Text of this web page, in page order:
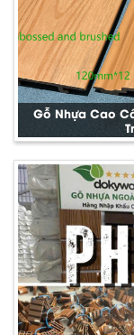
Gỗ Nhựa Cao